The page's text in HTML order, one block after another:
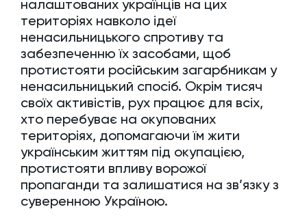
налаштованих українців на цих
територіях навколо ідеї
ненасильницького спротиву та
забезпеченню їх засобами, щоб
протистояти російським загарбникам у
ненасильницький спосіб. Окрім тисяч
своїх активістів, рух працює для всіх,
хто перебуває на окупованих
територіях, допомагаючи їм жити
українським життям під окупацією,
протистояти впливу ворожої
пропаганди та залишатися на зв’язку з
суверенною Україною.